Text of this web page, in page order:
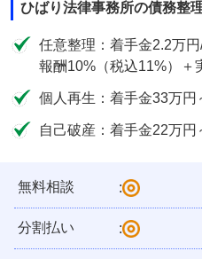
ひばり法律事務所の債務整
任意整理：着手金2.2万
報酬10%（税込11%）＋
個人再生：着手金33万円
自己破産：着手金22万円
無料相談 :
分割払い :